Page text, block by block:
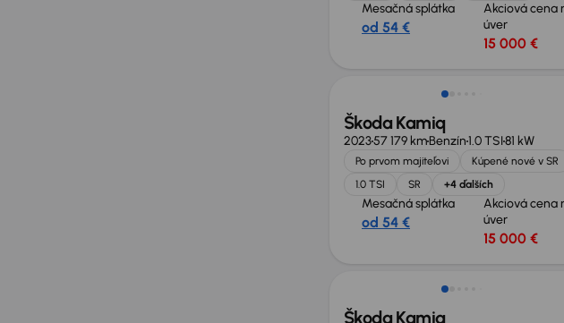
Mesačná splátka
od 54 €
Akciová cena
úver
15 000 €
Škoda Kamiq
202357 179 kmBenzín1.0 TSI81 kW
Po prvom majiteľovi
Kúpené nové v SR
1.0 TSI
SR +4 ďalších
Mesačná splátka
od 54 €
Akciová cena
úver
15 000 €
Škoda Kamiq